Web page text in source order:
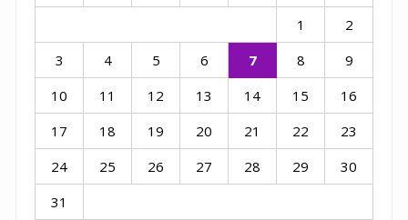
1
2
3
4 5 6 7 8
9
10
11 12 13 14 15
16
17
18 19 20 21 22
23
24
25 26 27 28 29
30
31